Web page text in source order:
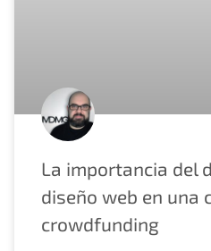
La importancia del
diseño web en una
crowdfunding